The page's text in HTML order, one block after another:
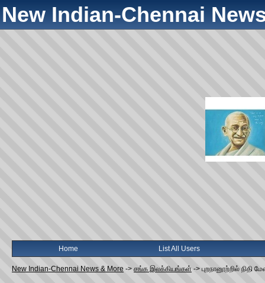
New Indian-Chennai
Home List All Users
New Indian-Chennai News & More -> சங்க இலக்கியங்கள் -> புறநானூற்றில் நிதி